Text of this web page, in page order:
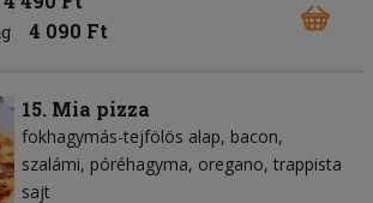
4 090 Ft
15. Mia pizza
fokhagymás-tejfölös alap bacon
szalámi póréhagyma oregano trappista
sajt